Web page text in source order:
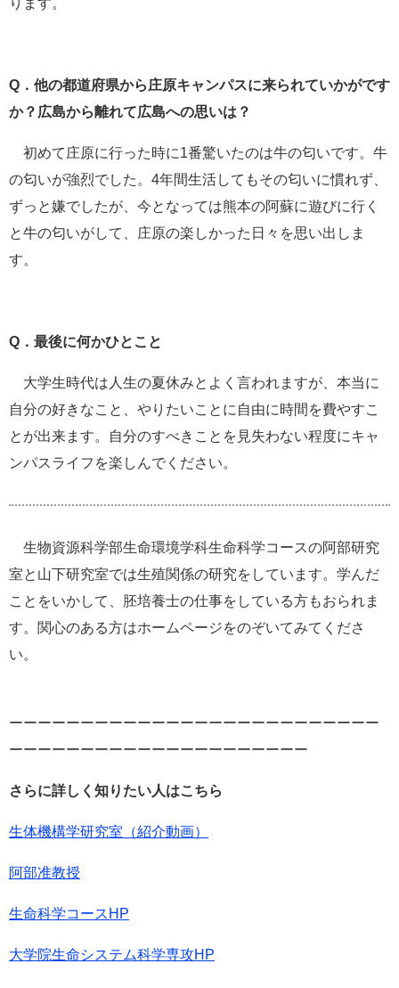
Q．他の都道府県から庄原キャンパスに来られていかがです
か？広島から離れて広島への思いは？
初めて庄原に行った時に1番驚いたのは牛の匂いです。牛
の匂いが強烈でした。4年間生活してもその匂いに慣れず、
ずっと嫌でしたが、今となっては熊本の阿蘇に遊びに行く
と牛の匂いがして、庄原の楽しかった日々を思い出しま
す。
Q．最後に何かひとこと
大学生時代は人生の夏休みとよく言われますが、本当に
自分の好きなこと、やりたいことに自由に時間を費やすこ
とが出来ます。自分のすべきことを見失わない程度にキャ
ンパスライフを楽しんでください。
生物資源科学部生命環境学科生命科学コースの阿部研究
室と山下研究室では生殖関係の研究をしています。学んだ
ことをいかして、胚培養士の仕事をしている方もおられま
す。関心のある方はホームページをのぞいてみてくださ
い。
ーーーーーーーーーーーーーーーーーーーーーーーーーー
ーーーーーーーーーーーーーーーーーーーーー
さらに詳しく知りたい人はこちら
生体機構学研究室（紹介動画）
阿部准教授
生命科学コースHP
大学院生命システム科学専攻HP